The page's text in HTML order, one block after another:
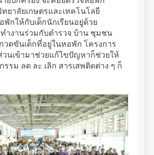
ทยาลัยเกษตรและเทคโนโลยี
พักให้กับเด็กนักเรียนอยู่ด้วย
ำงานร่วมกับตำรวจ บ้าน ชุมชน
วดขันเด็กที่อยู่ในหอพัก โครงการ
วนเข้ามาช่วยแก้ไขปัญหาก็ช่วยให้
รรม ลด ละ เลิก สารเสพติดต่าง ๆ ก็